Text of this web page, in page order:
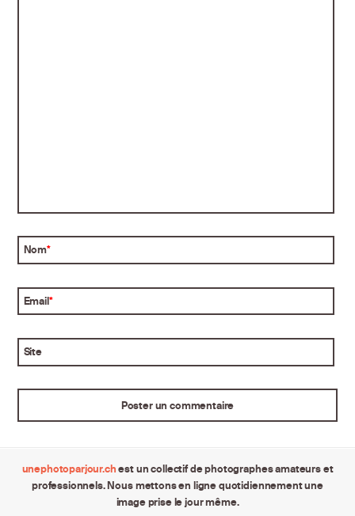
Nom*
Email*
Site
unephotoparjour.chest un collectif de photographes amateurs et
professionnels. Nous mettons en ligne quotidiennement une
image prise le jour même.